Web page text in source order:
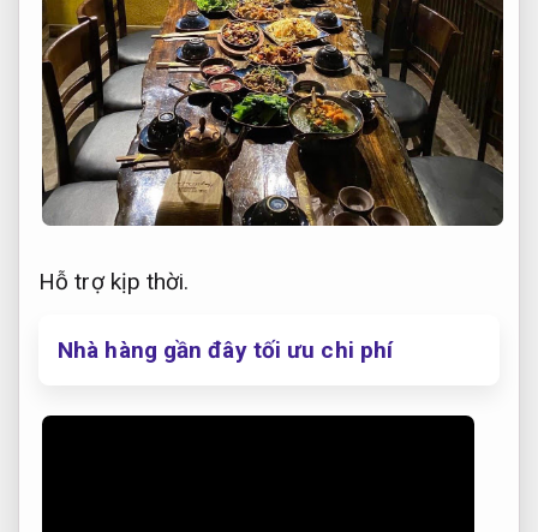
Hỗ trợ kịp thời.
Nhà hàng gần đây tối ưu chi phí